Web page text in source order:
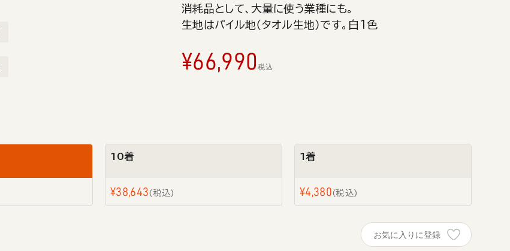
消耗品として、大量に使う業種にも。
生地はパイル地（タオル生地）です。白1色
¥66,990税込
10着
¥38,643 税込
1着
¥4,380 税込
お気に入りに登録